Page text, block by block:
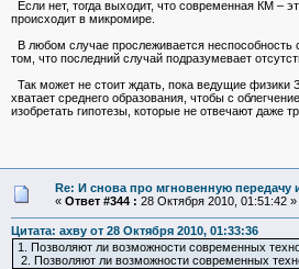
Если нет, тогда выходит, что современная КМ –
происходит в микромире.
В любом случае прослеживается
том, что последний случай подразумевает
Так может не стоит ждать, пока ведущие
хватает среднего образования, чтобы с
изобретать гипотезы, которые не отвечают даже
Re: И снова про мгновенную
« Ответ #344 : 28 Октября 2010, 01:51:42 »
Цитата: ахву от 28 Октября 2010, 01:33:36
1. Позволяют ли возможности современных
2. Позволяют ли возможности современных